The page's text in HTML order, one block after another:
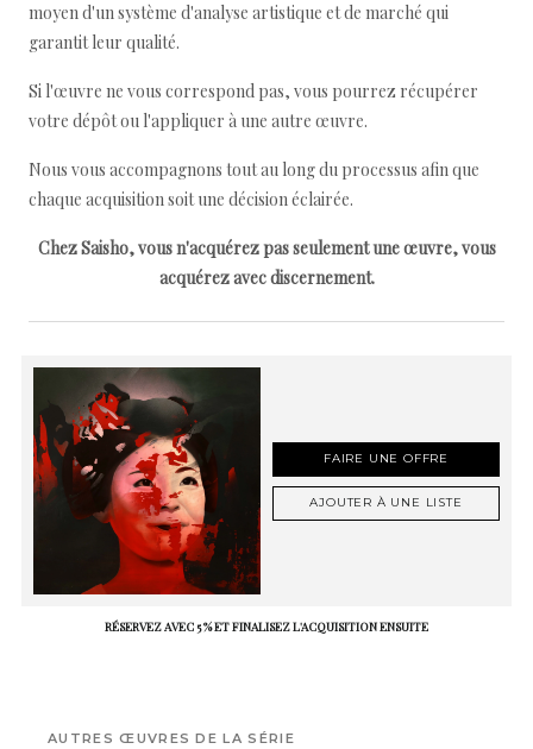
moyen d'un système d'analyse artistique et de marché qui
garantit leur qualité.
Si l'œuvre ne vous correspond pas, vous pourrez récupérer
votre dépôt ou l'appliquer à une autre œuvre.
Nous vous accompagnons tout au long du processus afin que
chaque acquisition soit une décision éclairée.
Chez Saisho, vous n'acquérez pas seulement une œuvre, vous
acquérez avec discernement.
FAIRE UNE OFFRE
AJOUTER À UNE LISTE
RÉSERVEZ AVEC 5 % ET FINALISEZ L'ACQUISITION ENSUITE
AUTRES ŒUVRES DE LA SÉRIE